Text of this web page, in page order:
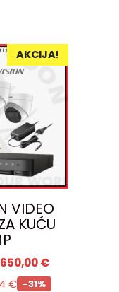
AKCIJA!
VIDEO
KUĆU
650,00€
€ -31%